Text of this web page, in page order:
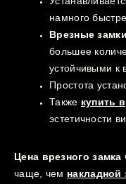
намного
Врезные замки
большее
устойчивыми к
Простота
Также купить
эстетичности
Цена врезного замка
чаще, чем накладной